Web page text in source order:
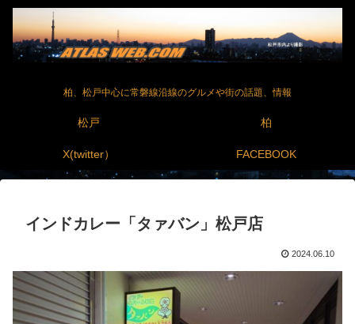
柏、松戸中心に常磐線沿線のグルメや街の話題、情報
松戸 柏
X(twitter） FACEBOOK
インドカレー「タァバン」松戸店
2024.06.10